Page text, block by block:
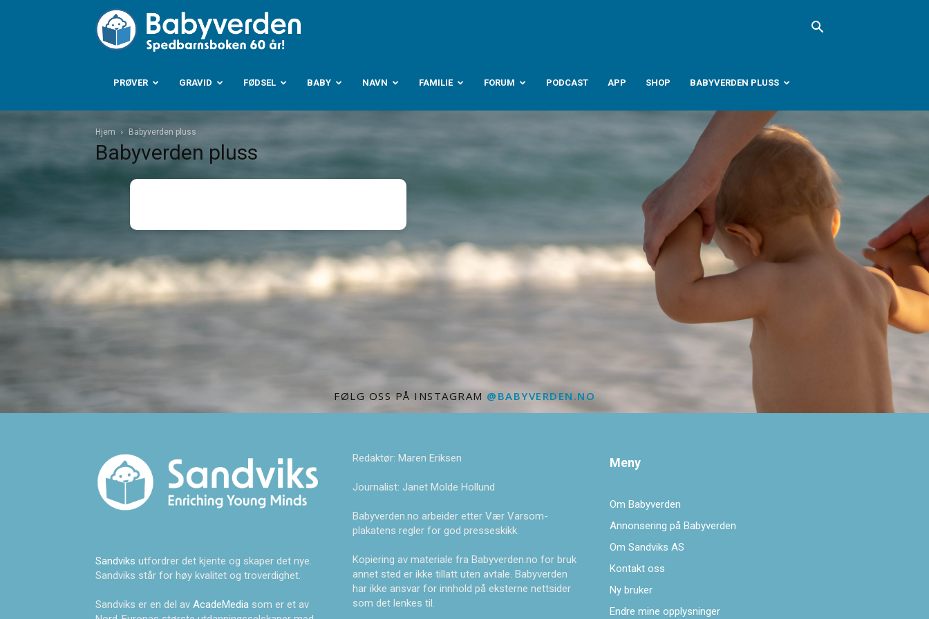
Babyverden.no
PRØVER GRAVID FØDSEL BABY NAVN FAMILIE FORUM PODCAST APP SHOP BABYVERDEN PLUSS
Hjem Babyverden pluss
Babyverden pluss
FØLG OSS PÅ INSTAGRAM @BABYVERDEN.NO
Sandviks utfordrer det kjente og skaper det nye.
Sandviks står for høy kvalitet og troverdighet.
Sandviks er en del av AcadeMedia som er et av
Redaktør: Maren Eriksen
Journalist: Janet Molde Hollund
Babyverden.no arbeider etter Vær Varsom-
plakatens regler for god presseskikk.
Kopiering av materiale fra Babyverden.no for bruk
annet sted er ikke tillatt uten avtale. Babyverden
har ikke ansvar for innhold på eksterne nettsider
som det lenkes til.
Meny
Om Babyverden
Annonsering på Babyverden
Om Sandviks AS
Kontakt oss
Ny bruker
Endre mine opplysninger